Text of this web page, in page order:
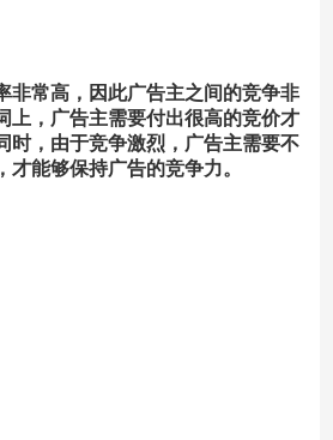
非常高，因此广告主之间的竞争非
上，广告主需要付出很高的竞价才
时，由于竞争激烈，广告主需要不
才能够保持广告的竞争力。